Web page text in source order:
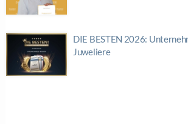
DIE BESTEN 2026:
Juweliere